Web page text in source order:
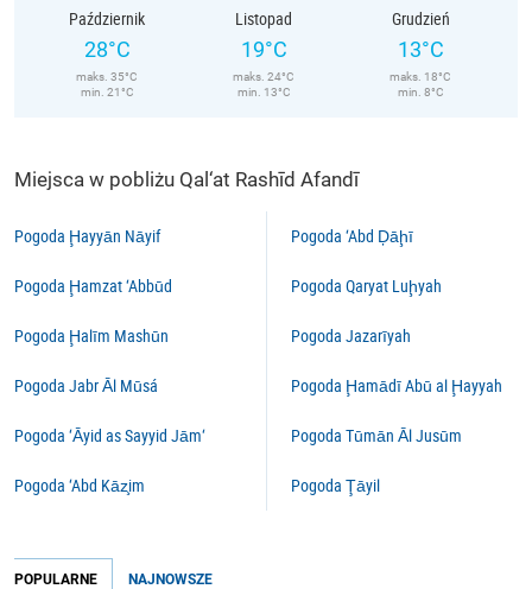
Październik
28°C
maks. 35°C
min. 21°C
Listopad
19°C
maks. 24°C
min. 13°C
Grudzień
13°C
maks. 18°C
min. 8°C
Miejsca w pobliżu Qal‘at Rashīd Afandī
Pogoda Ḩayyān Nāyif
Pogoda Ḩamzat ‘Abbūd
Pogoda Ḩalīm Mashūn
Pogoda Jabr Āl Mūsá
Pogoda ‘Āyid as Sayyid Jām‘
Pogoda ‘Abd Kāz̧im
Pogoda ‘Abd Ḑāḩī
Pogoda Qaryat Luḩyah
Pogoda Jazarīyah
Pogoda Ḩamādī Abū al Ḩayyah
Pogoda Tūmān Āl Jusūm
Pogoda Ţāyil
POPULARNE NAJNOWSZE